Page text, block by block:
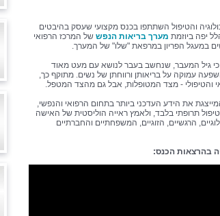
והטיפול השתתפו בכנס מקצועי שעסק בהיבטים
יפה ביוזמת מערך בריאות הנפש של המרכז הרפואי
במעגל הפריון במרפאת "שלו" של המערך.
גיל המעבר, שנחשב בעבר לנושא עם מעט מאוד
עמוקה על בריאותן ורווחתן של נשים. מתוקף כך,
והטיפולי - מצד המטופלות, אבל גם מהצד המטפל.
את הידע העדכני ביותר בתחום הרפואי והנפשי,
תרופתי בלבד, ולאמץ ראייה הוליסטית של האישה
הרגשיים, הזוגיים, המשפחתיים והחברתיים
בהרצאות הכנס: